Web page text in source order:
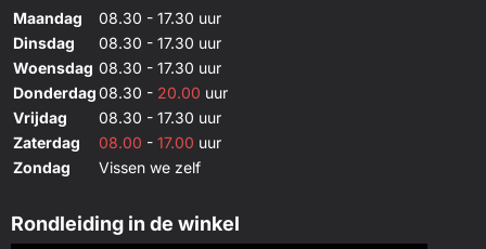
Maandag
08.30 - 17.30 uur
Dinsdag
08.30 - 17.30 uur
Woensdag 08.30 - 17.30 uur
Donderdag08.30 - 20.00 uur
Vrijdag
08.30 - 17.30 uur
Zaterdag
08.00 - 17.00 uur
Zondag
Vissen we zelf
Rondleiding in de winkel